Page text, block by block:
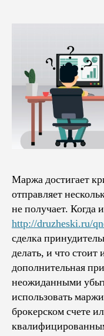
Маржа достигает
отправляет
не получает. Когда
http://druzheski.ru/
сделка
делать, и что стоит
дополнительная
неожиданными
использовать
брокерском счете